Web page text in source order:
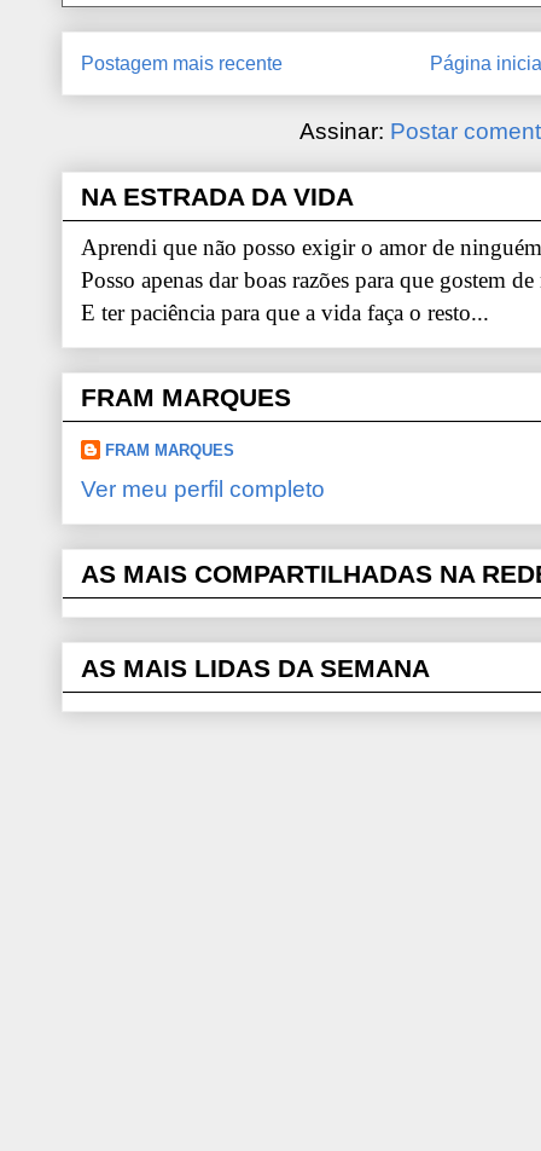
Postagem mais recente Página
Assinar: Postar
NA ESTRADA DA VIDA
Aprendi que não posso exigir o amor de
Posso apenas dar boas razões para que gostem
E ter paciência para que a vida faça o resto...
FRAM MARQUES
FRAM MARQUES
Ver meu perfil completo
AS MAIS COMPARTILHADAS NA
AS MAIS LIDAS DA SEMANA